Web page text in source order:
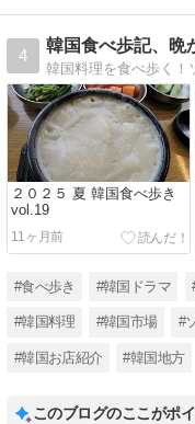
4
韓国食べ歩記、晩
２０２５ 夏 韓国食べ歩き
vol.19
11ヶ月前
#食べ歩き #韓国ドラマ
#韓国料理 #韓国市場 #
#韓国お店紹介 #韓国地方
このブログのここがポ